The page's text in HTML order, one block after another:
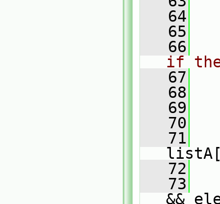
   64
   65
   66
if
   67
   68
   69
   70
   71
   72
   73
&&